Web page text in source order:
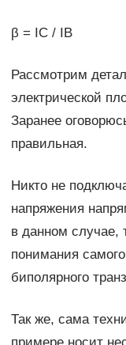
β = IC / IB
Рассмотрим
электрической
Заранее
правильная.
Никто не
напряжения
в данном случае,
понимания
биполярного
Так же, сама